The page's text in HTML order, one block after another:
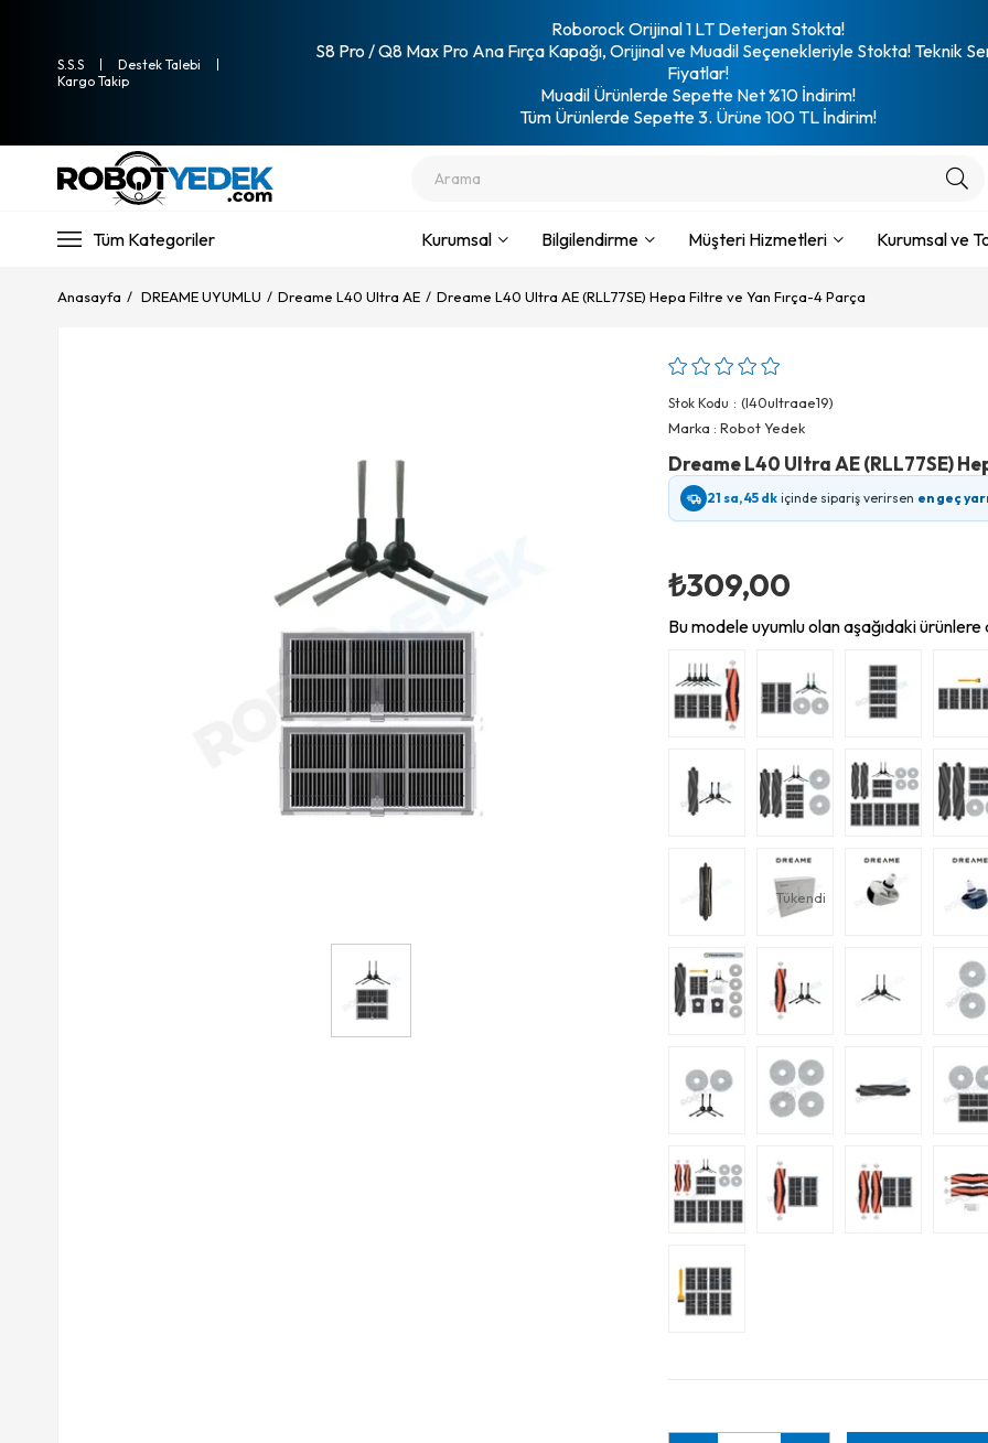
S.S.S
Destek Talebi
Kargo Takip
Roborock Orijinal 1 LT Deterjan Stokta!
S8 Pro / Q8 Max Pro Ana Fırça Kapağı, Orijinal ve Muadil Seçenekleriyle Stokta! Teknik
Fiyatlar!
Muadil Ürünlerde Sepette Net %10 İndirim!
Tüm Ürünlerde Sepette 3. Ürüne 100 TL İndirim!
Tüm Kategoriler Kurumsal Bilgilendirme Müşteri Hizmetleri Kurumsal ve
Anasayfa DREAME UYUMLU Dreame L40 Ultra AE Dreame L40 Ultra AE (RLL77SE) Hepa Filtre ve Yan Fırça-4 Parça
Stok Kodu
(l40ultraae19)
Marka : Robot Yedek
Dreame L40 Ultra AE (RLL77SE)
21 sa, 45 dk içinde sipariş verirsen en geç
₺309,00
Bu modele uyumlu olan aşağıdaki
Tükendi